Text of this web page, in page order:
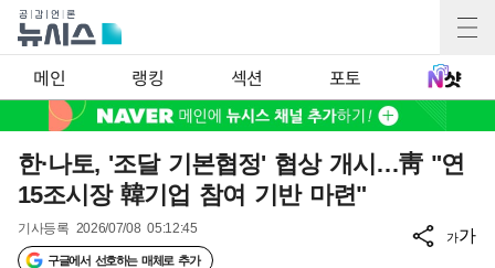
메인 랭킹 섹션 포토
한·나토, '조달 기본협정' 협상 개시…靑 "연
15조시장 韓기업 참여 기반 마련"
기사등록 2026/07/08 05:12:45
구글에서 선호하는 매체로 추가
가가